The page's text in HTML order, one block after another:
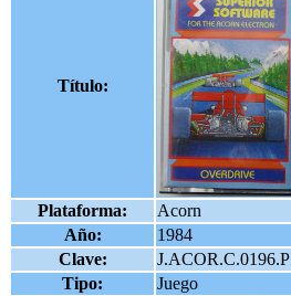
Título:
Plataforma:
Acorn
Año:
1984
Clave:
J.ACOR.C.0196.P
Tipo:
Juego